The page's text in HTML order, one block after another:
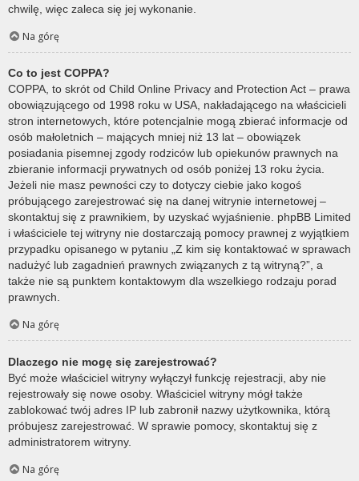
chwilę, więc zaleca się jej wykonanie.
Na górę
Co to jest COPPA?
COPPA, to skrót od Child Online Privacy and Protection Act – prawa
obowiązującego od 1998 roku w USA, nakładającego na właścicieli
stron internetowych, które potencjalnie mogą zbierać informacje od
osób małoletnich – mających mniej niż 13 lat – obowiązek
posiadania pisemnej zgody rodziców lub opiekunów prawnych na
zbieranie informacji prywatnych od osób poniżej 13 roku życia.
Jeżeli nie masz pewności czy to dotyczy ciebie jako kogoś
próbującego zarejestrować się na danej witrynie internetowej –
skontaktuj się z prawnikiem, by uzyskać wyjaśnienie. phpBB Limited
i właściciele tej witryny nie dostarczają pomocy prawnej z wyjątkiem
przypadku opisanego w pytaniu „Z kim się kontaktować w sprawach
nadużyć lub zagadnień prawnych związanych z tą witryną?”, a
także nie są punktem kontaktowym dla wszelkiego rodzaju porad
prawnych.
Na górę
Dlaczego nie mogę się zarejestrować?
Być może właściciel witryny wyłączył funkcję rejestracji, aby nie
rejestrowały się nowe osoby. Właściciel witryny mógł także
zablokować twój adres IP lub zabronił nazwy użytkownika, którą
próbujesz zarejestrować. W sprawie pomocy, skontaktuj się z
administratorem witryny.
Na górę